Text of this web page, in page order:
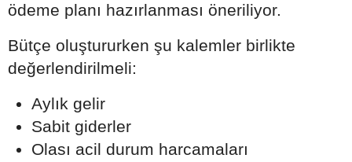
ödeme planı hazırlanması öneriliyor.
Bütçe oluştururken şu kalemler birlikte
değerlendirilmeli:
Aylık gelir
Sabit giderler
Olası acil durum harcamaları